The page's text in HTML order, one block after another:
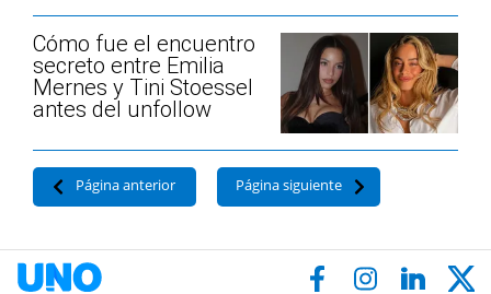
Cómo fue el encuentro
secreto entre Emilia
Mernes y Tini Stoessel
antes del unfollow
Página anterior Página siguiente